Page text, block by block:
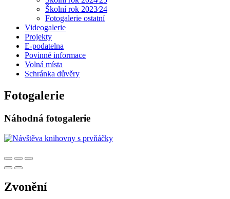
Školní rok 2023⁄24
Fotogalerie ostatní
Videogalerie
Projekty
E-podatelna
Povinné informace
Volná místa
Schránka důvěry
Fotogalerie
Náhodná fotogalerie
Zvonění